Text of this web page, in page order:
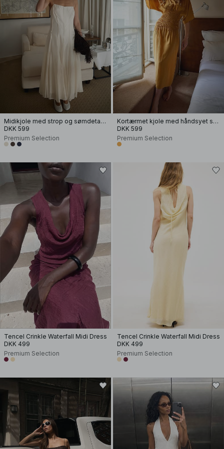
Midikjole med strop og sømdetalje
DKK 599
Premium Selection
Kortærmet kjole med håndsyet smock
DKK 599
Premium Selection
Tencel Crinkle Waterfall Midi Dress
DKK 499
Premium Selection
Tencel Crinkle Waterfall Midi Dress
DKK 499
Premium Selection